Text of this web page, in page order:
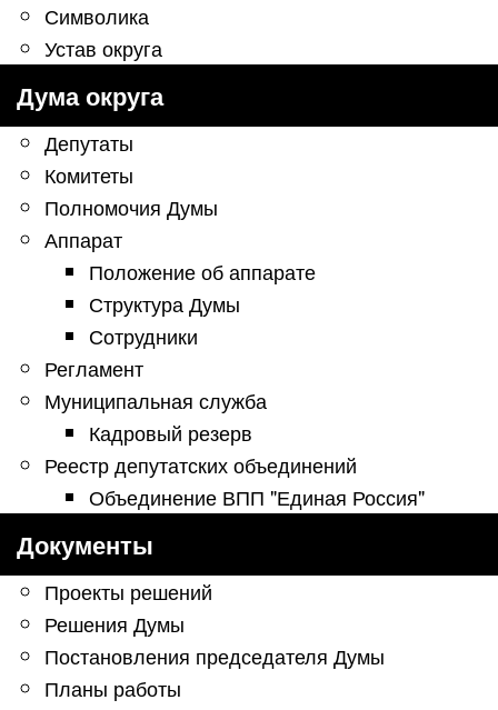
Символика
Устав округа
Дума округа
Депутаты
Комитеты
Полномочия Думы
Аппарат
Положение об аппарате
Структура Думы
Сотрудники
Регламент
Муниципальная служба
Кадровый резерв
Реестр депутатских объединений
Объединение ВПП "Единая Россия"
Документы
Проекты решений
Решения Думы
Постановления председателя Думы
Планы работы